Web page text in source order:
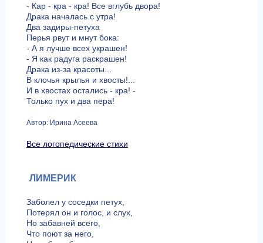
- Кар - кра - кра! Все вглубь двора!
Драка началась с утра!
Два задиры-петуха
Перья рвут и мнут бока:
- А я лучше всех украшен!
- Я как радуга раскрашен!
Драка из-за красоты...
В клочья крылья и хвосты!...
И в хвостах остались - кра! -
Только пух и два пера!
Автор: Ирина Асеева
Все логопедические стихи
ЛИМЕРИК
Заболел у соседки петух,
Потерял он и голос, и слух,
Но забавней всего,
Что поют за него,